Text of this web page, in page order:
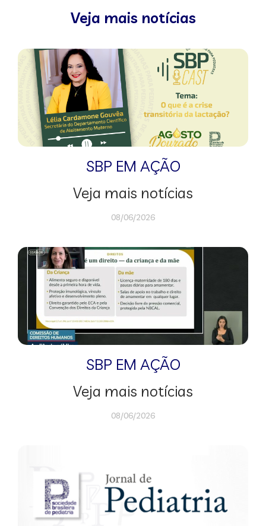
Veja mais notícias
SBP EM AÇÃO
Veja mais notícias
08/06/2026
SBP EM AÇÃO
Veja mais notícias
08/06/2026